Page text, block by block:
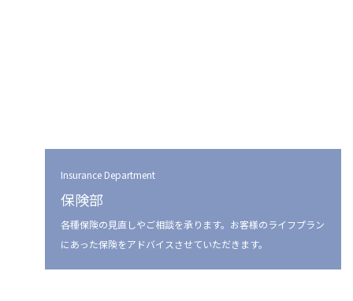
Insurance Department
保険部
各種保険の見直しやご相談を承ります。お客様のライフプラン
にあった保険をアドバイスさせていただきます。